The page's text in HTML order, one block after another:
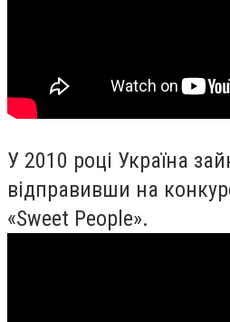
У 2010 році Україна
відправивши на
«Sweet People».